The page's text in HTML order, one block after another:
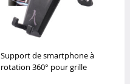
Support de smartphone à
rotation 360° pour grille